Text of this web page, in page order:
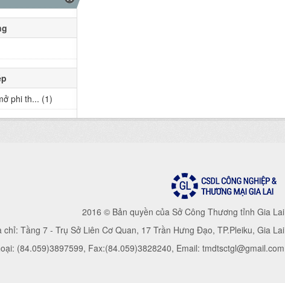
phi th... (1)
2016 © Bản quyền của Sở Công Thương tỉnh Gia Lai
chỉ: Tầng 7 - Trụ Sở Liên Cơ Quan, 17 Trần Hưng Đạo, TP.Pleiku, Gia Lai
(84.059)3897599, Fax:(84.059)3828240, Email: tmdtsctgl@gmail.com